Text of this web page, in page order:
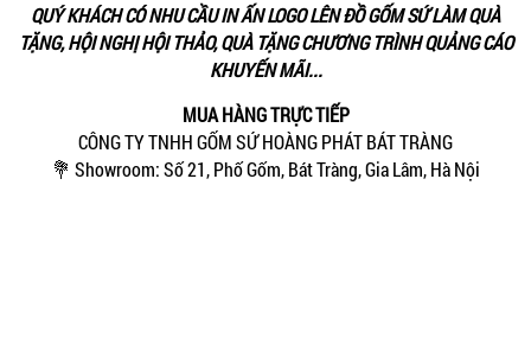
QUÝ KHÁCH CÓ NHU CẦU IN ẤN LOGO LÊN ĐỒ GỐM SỨ LÀM QUÀ
TẶNG, HỘI NGHỊ HỘI THẢO, QUÀ TẶNG CHƯƠNG TRÌNH QUẢNG CÁO
KHUYẾN MÃI...
MUA HÀNG TRỰC TIẾP
CÔNG TY TNHH GỐM SỨ HOÀNG PHÁT BÁT TRÀNG
💐 Showroom: Số 21, Phố Gốm, Bát Tràng, Gia Lâm, Hà Nội